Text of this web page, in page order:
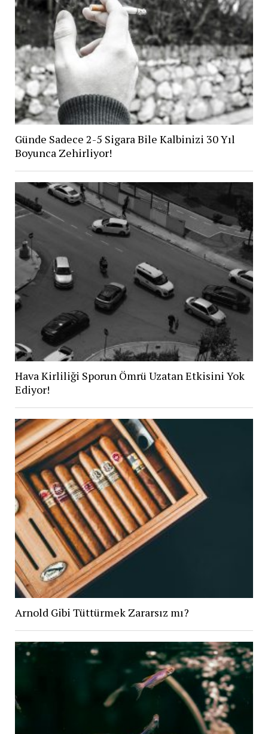
Günde Sadece 2-5 Sigara Bile Kalbinizi 30 Yıl
Boyunca Zehirliyor!
Hava Kirliliği Sporun Ömrü Uzatan Etkisini Yok
Ediyor!
Arnold Gibi Tüttürmek Zararsız mı?